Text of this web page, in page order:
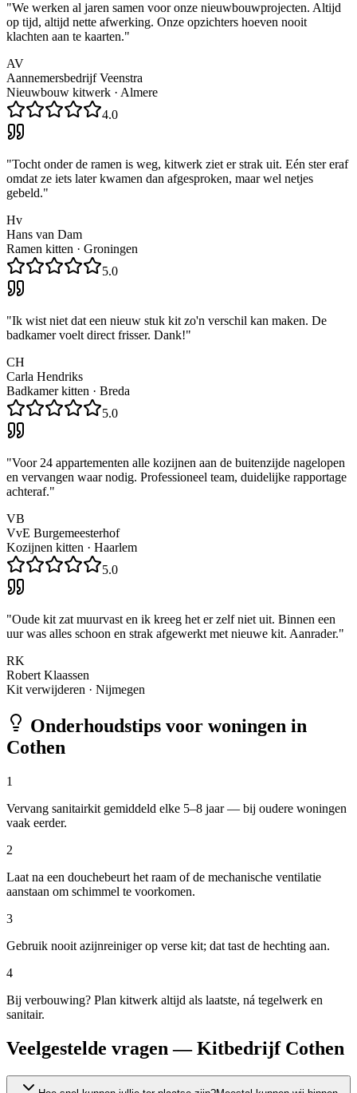
"We werken al jaren samen voor onze nieuwbouwprojecten. Altijd
op tijd, altijd nette afwerking. Onze opzichters hoeven nooit
klachten aan te kaarten."
AV
Aannemersbedrijf Veenstra
Nieuwbouw kitwerk · Almere
4.0
"Tocht onder de ramen is weg, kitwerk ziet er strak uit. Eén ster eraf
omdat ze iets later kwamen dan afgesproken, maar wel netjes
gebeld."
Hv
Hans van Dam
Ramen kitten · Groningen
5.0
"Ik wist niet dat een nieuw stuk kit zo'n verschil kan maken. De
badkamer voelt direct frisser. Dank!"
CH
Carla Hendriks
Badkamer kitten · Breda
5.0
"Voor 24 appartementen alle kozijnen aan de buitenzijde nagelopen
en vervangen waar nodig. Professioneel team, duidelijke rapportage
achteraf."
VB
VvE Burgemeesterhof
Kozijnen kitten · Haarlem
5.0
"Oude kit zat muurvast en ik kreeg het er zelf niet uit. Binnen een
uur was alles schoon en strak afgewerkt met nieuwe kit. Aanrader."
RK
Robert Klaassen
Kit verwijderen · Nijmegen
Onderhoudstips voor woningen in
Cothen
1
Vervang sanitairkit gemiddeld elke 5–8 jaar — bij oudere woningen
vaak eerder.
2
Laat na een douchebeurt het raam of de mechanische ventilatie
aanstaan om schimmel te voorkomen.
3
Gebruik nooit azijnreiniger op verse kit; dat tast de hechting aan.
4
Bij verbouwing? Plan kitwerk altijd als laatste, ná tegelwerk en
sanitair.
Veelgestelde vragen — Kitbedrijf Cothen